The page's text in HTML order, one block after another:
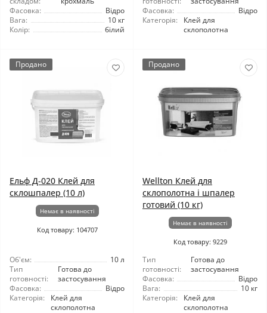
Фасовка:
Відро
Вага:
10 кг
Колір:
білий
Фасовка:
Відро
Категорія:
Клей для
склополотна
Продано
Ельф Д-020 Клей для
склошпалер (10 л)
Немає в наявності
Код товару: 104707
Об'єм:
10 л
Тип
готовності:
Готова до
застосування
Фасовка:
Відро
Категорія:
Клей для
склополотна
Продано
Wellton Клей для
склополотна і шпалер
готовий (10 кг)
Немає в наявності
Код товару: 9229
Тип
готовності:
Готова до
застосування
Фасовка:
Відро
Вага:
10 кг
Категорія:
Клей для
склополотна